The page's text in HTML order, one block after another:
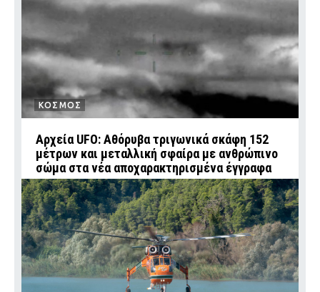
ΚΟΣΜΟΣ
Αρχεία UFO: Αθόρυβα τριγωνικά σκάφη 152
μέτρων και μεταλλική σφαίρα με ανθρώπινο
σώμα στα νέα αποχαρακτηρισμένα έγγραφα